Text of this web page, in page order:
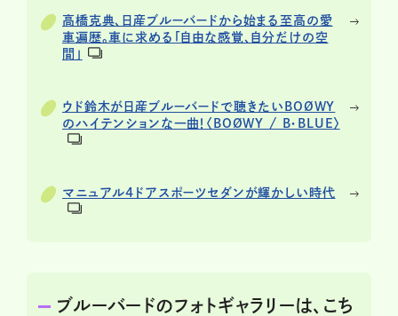
高橋克典、日産ブルーバードから始まる至高の愛
車遍歴。車に求める「自由な感覚、自分だけの空
間」
ウド鈴木が日産ブルーバードで聴きたいBOØWY
のハイテンションな一曲！〈BOØWY / B・BLUE〉
マニュアル4ドアスポーツセダンが輝かしい時代
ブルーバードのフォトギャラリーは、こち